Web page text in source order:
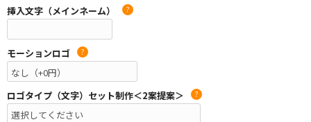
挿入文字（メインネーム） ?
モーションロゴ ?
ロゴタイプ（文字）セット制作＜2案提案＞ ?